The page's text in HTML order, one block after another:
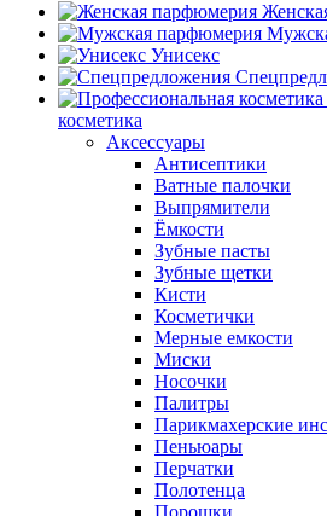
Унисекс
косметика
Аксессуары
Антисептики
Ватные палочки
Выпрямители
Ёмкости
Зубные пасты
Зубные щетки
Кисти
Косметички
Мерные емкости
Миски
Носочки
Палитры
Парикмахерские
Пеньюары
Перчатки
Полотенца
Порошки